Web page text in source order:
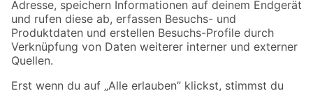
Zahlungsarten Versandarten
Sicher einkaufen